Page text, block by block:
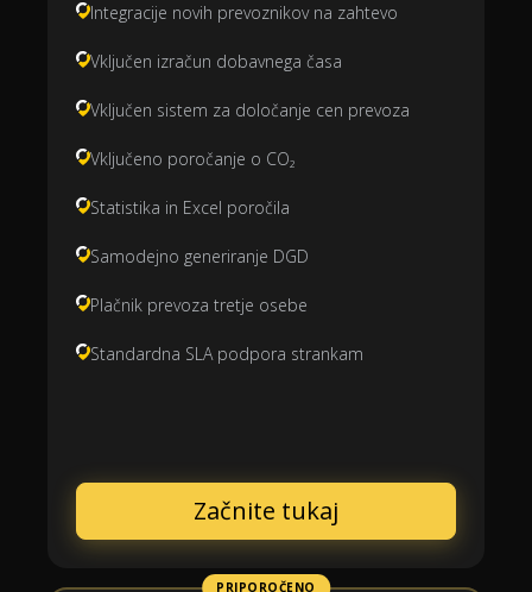
Integracije novih prevoznikov na zahtevo
Vključen izračun dobavnega časa
Vključen sistem za določanje cen prevoza
Vključeno poročanje o CO₂
Statistika in Excel poročila
Samodejno generiranje DGD
Plačnik prevoza tretje osebe
Standardna SLA podpora strankam
Začnite tukaj
PRIPOROČENO